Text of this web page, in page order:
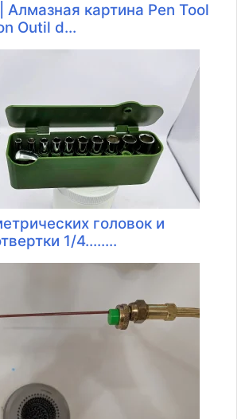
картина Pen Tool
Outil d...
головок и
1/4........